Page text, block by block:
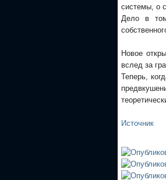
системы, о
Дело в
Новое
вслед за
Теперь,
Источник